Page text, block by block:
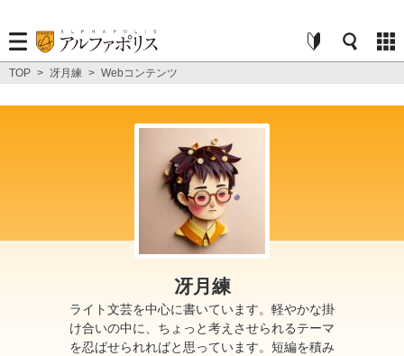
TOP > 冴月練 > Webコンテンツ
冴月練
ライト文芸を中心に書いています。軽やかな掛
け合いの中に、ちょっと考えさせられるテーマ
を忍ばせられればと思っています。短編を積み